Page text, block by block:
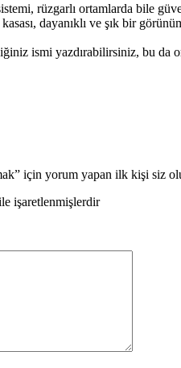
rüzgarlı ortamlarda bile
dayanıklı ve şık bir
ismi yazdırabilirsiniz, bu
için yorum yapan ilk kişi siz
işaretlenmişlerdir